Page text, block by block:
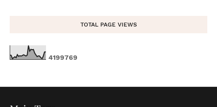
TOTAL PAGE VIEWS
4199769